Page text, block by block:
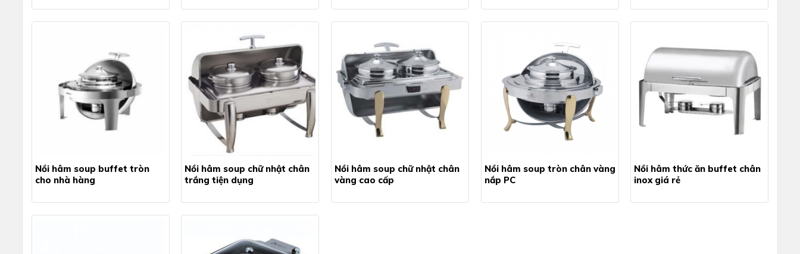
Nồi hâm soup buffet tròn
cho nhà hàng
Nồi hâm soup chữ nhật chân
trắng tiện dụng
Nồi hâm soup chữ nhật chân
vàng cao cấp
Nồi hâm soup tròn chân vàng
nắp PC
Nồi hâm thức ăn buffet chân
inox giá rẻ